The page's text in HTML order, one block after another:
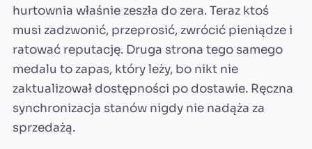
hurtownia właśnie zeszła do zera. Teraz ktoś
musi zadzwonić, przeprosić, zwrócić pieniądze i
ratować reputację. Druga strona tego samego
medalu to zapas, który leży, bo nikt nie
zaktualizował dostępności po dostawie. Ręczna
synchronizacja stanów nigdy nie nadąża za
sprzedażą.